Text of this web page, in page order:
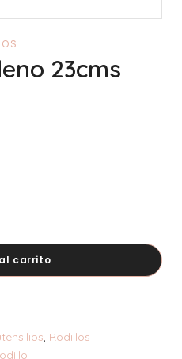
23cms
carrito
, Rodillos